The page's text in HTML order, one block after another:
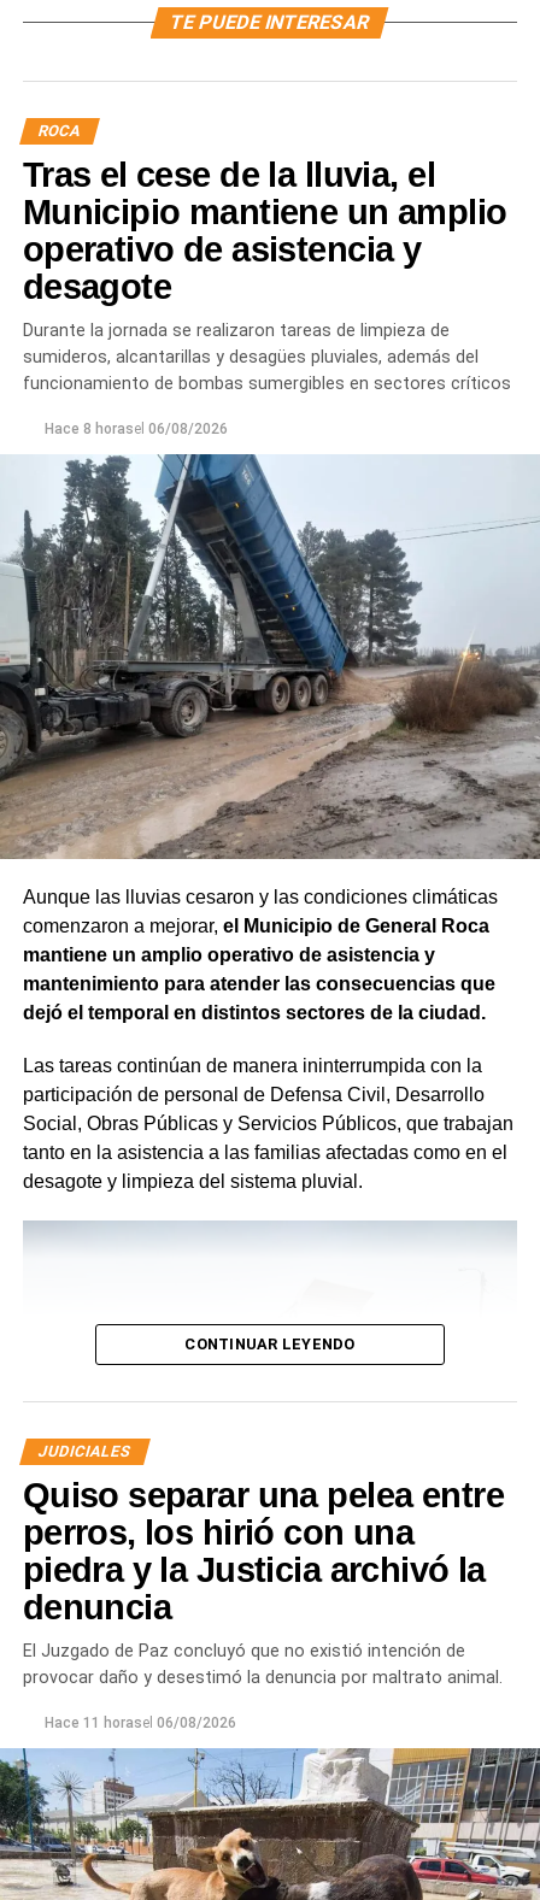
TE PUEDE INTERESAR
ROCA
Tras el cese de la lluvia, el
Municipio mantiene un amplio
operativo de asistencia y
desagote
Durante la jornada se realizaron tareas de limpieza de
sumideros, alcantarillas y desagües pluviales, además del
funcionamiento de bombas sumergibles en sectores críticos
Hace 8 horasel 06/08/2026
Aunque las lluvias cesaron y las condiciones climáticas
comenzaron a mejorar, el Municipio de General Roca
mantiene un amplio operativo de asistencia y
mantenimiento para atender las consecuencias que
dejó el temporal en distintos sectores de la ciudad.
Las tareas continúan de manera ininterrumpida con la
participación de personal de Defensa Civil, Desarrollo
Social, Obras Públicas y Servicios Públicos, que trabajan
tanto en la asistencia a las familias afectadas como en el
desagote y limpieza del sistema pluvial.
Desde Defensa Civil y Desarrollo Social se brindó
Noroeste, Quinta 25, Carlos Soria y Chacramonte,
donde se entregaron nylon, frazadas, colchones, leña
y alimentos.
En paralelo, las cuadrillas municipales realizaron la
limpieza de alcantarillas y sumideros en distintos
sectores de la ciudad, entre ellos Jujuy y Güemes;
Güemes entre Dr. Maradona y República del Líbano;
Carlos Gardel y Rochdale; Rochdale y Australia;
CONTINUAR LEYENDO
JUDICIALES
Quiso separar una pelea entre
perros, los hirió con una
piedra y la Justicia archivó la
denuncia
El Juzgado de Paz concluyó que no existió intención de
provocar daño y desestimó la denuncia por maltrato animal.
Hace 11 horasel 06/08/2026